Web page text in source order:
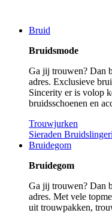
Bruid
Bruidsmode
Ga jij trouwen? Dan
adres. Exclusieve
Sincerity er is volop
bruidsschoenen en
Trouwjurken
Sieraden
Bruidegom
Bruidegom
Ga jij trouwen? Dan
adres. Met vele
uit trouwpakken,